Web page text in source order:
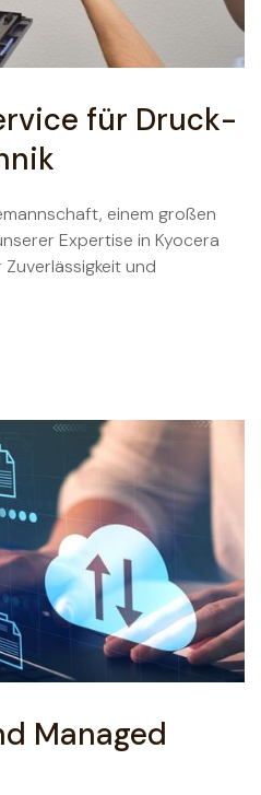
für Druck-
einem großen
Expertise in Kyocera
und
Managed